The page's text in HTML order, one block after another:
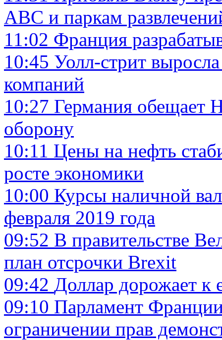
ABC и паркам
11:02 Франция
10:45 Уолл-стрит
компаний
10:27 Германия обещает
оборону
10:11 Цены на нефть
росте экономики
10:00 Курсы наличной
февраля 2019 года
09:52 В правительстве
план отсрочки Brexit
09:42 Доллар дорожает к
09:10 Парламент
ограничении прав